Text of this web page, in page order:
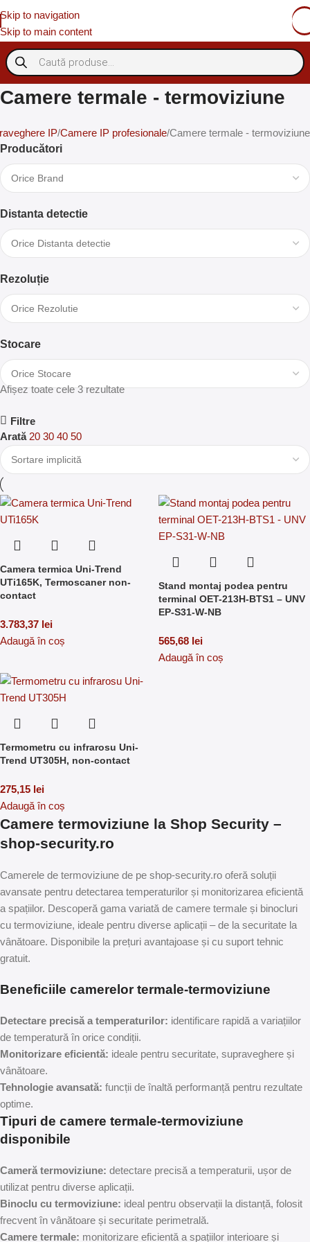
Skip to navigation
Skip to main content
Camere termale - termoviziune
IP Camere IP profesionale Camere termale - termoviziune
Producători
Distanta detectie
Rezoluție
Stocare
Afișez toate cele 3 rezultate
Filtre
Arată 20 30 40 50
Camera termica Uni-Trend
UTi165K, Termoscaner non-
contact
3.783,37 lei
Adaugă în coș
Stand montaj podea pentru
terminal OET-213H-BTS1 – UNV
EP-S31-W-NB
565,68 lei
Adaugă în coș
Termometru cu infrarosu Uni-
Trend UT305H, non-contact
275,15 lei
Adaugă în coș
Camere termoviziune la Shop Security –
shop-security.ro
Camerele de termoviziune de pe shop-security.ro oferă soluții
avansate pentru detectarea temperaturilor și monitorizarea eficientă
a spațiilor. Descoperă gama variată de camere termale și binocluri
cu termoviziune, ideale pentru diverse aplicații – de la securitate la
vânătoare. Disponibile la prețuri avantajoase și cu suport tehnic
gratuit.
Beneficiile camerelor termale-termoviziune
Detectare precisă a temperaturilor: identificare rapidă a variațiilor
de temperatură în orice condiții.
Monitorizare eficientă: ideale pentru securitate, supraveghere și
vânătoare.
Tehnologie avansată: funcții de înaltă performanță pentru rezultate
optime.
Tipuri de camere termale-termoviziune
disponibile
Cameră termoviziune: detectare precisă a temperaturii, ușor de
utilizat pentru diverse aplicații.
Binoclu cu termoviziune: ideal pentru observații la distanță, folosit
frecvent în vânătoare și securitate perimetrală.
Camere termale: monitorizare eficientă a spațiilor interioare și